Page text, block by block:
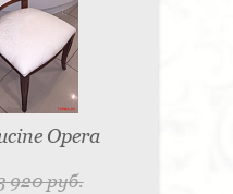
Opera
920 руб.